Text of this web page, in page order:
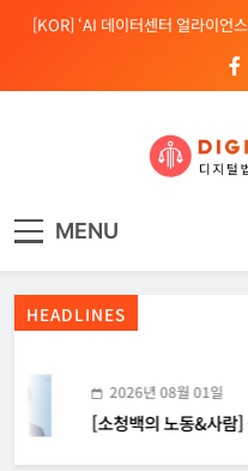
Skip[KOR] ‘AI 데이터센터 얼라이언
[EU] 틱톡의 아동 보호 미흡 관련
[Russia] 텔레그램 설립자 파벨
[KOR] ‘AI 데이터센터 얼라이언스’
[EU] 틱톡의 아동 보호 미흡 관련
MENU
HEADLINES
2026년 08월 01일
[소청백의 노동&사람] 삼